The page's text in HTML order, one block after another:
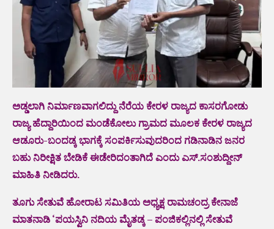
ಅಡ್ಡಲಾಗಿ ನಿರ್ಮಾಣವಾಗಲಿದ್ದು ನೆರೆಯ ಕೇರಳ ರಾಜ್ಯದ ಕಾಸರಗೋಡು
ರಾಜ್ಯ ಹೆದ್ದಾರಿಯಿಂದ ಮಂಡೆಕೋಲು ಗ್ರಾಮದ ಮೂಲಕ ಕೇರಳ ರಾಜ್ಯದ
ಆಡೂರು-ಬಂದಡ್ಕ ಭಾಗಕ್ಕೆ ಸಂಪರ್ಕಿಸುವುದರಿಂದ ಗಡಿನಾಡಿನ ಜನರ
ಬಹು ನಿರೀಕ್ಷಿತ ಬೇಡಿಕೆ ಈಡೇರಿದಂತಾಗಿದೆ ಎಂದು ಎಸ್.ಸಂಶುದ್ದೀನ್
ಮಾಹಿತಿ ನೀಡಿದರು.
ತೂಗು ಸೇತುವೆ ಹೋರಾಟ ಸಮಿತಿಯ ಅಧ್ಯಕ್ಷ ರಾಮಚಂದ್ರ ಕೇನಾಜೆ
ಮಾತನಾಡಿ ‘ಪಯಸ್ವಿನಿ ನದಿಯ ಮೈತಡ್ಕ – ಪಂಜಿಕಲ್ಲಿನಲ್ಲಿ ಸೇತುವೆ